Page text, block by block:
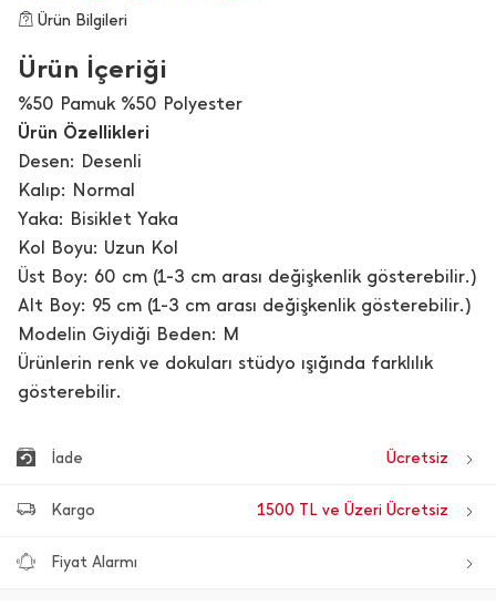
Ürün Bilgileri
Ürün İçeriği
%50 Pamuk %50 Polyester
Ürün Özellikleri
Desen: Desenli
Kalıp: Normal
Yaka: Bisiklet Yaka
Kol Boyu: Uzun Kol
Üst Boy: 60 cm (1-3 cm arası değişkenlik gösterebilir.)
Alt Boy: 95 cm (1-3 cm arası değişkenlik gösterebilir.)
Modelin Giydiği Beden: M
Ürünlerin renk ve dokuları stüdyo ışığında farklılık
gösterebilir.
İade Ücretsiz
Kargo 1500 TL ve Üzeri Ücretsiz
Fiyat Alarmı